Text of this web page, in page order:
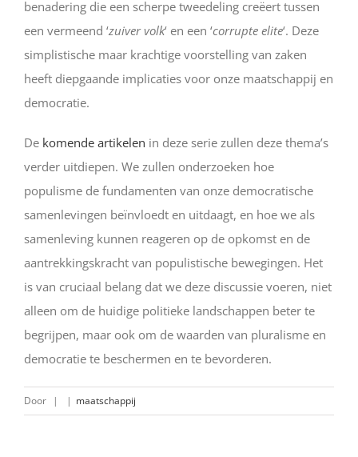
benadering die een scherpe tweedeling creëert tussen
een vermeend ‘zuiver volk‘ en een ‘corrupte elite‘. Deze
simplistische maar krachtige voorstelling van zaken
heeft diepgaande implicaties voor onze maatschappij en
democratie.
De komende artikelen in deze serie zullen deze thema’s
verder uitdiepen. We zullen onderzoeken hoe
populisme de fundamenten van onze democratische
samenlevingen beïnvloedt en uitdaagt, en hoe we als
samenleving kunnen reageren op de opkomst en de
aantrekkingskracht van populistische bewegingen. Het
is van cruciaal belang dat we deze discussie voeren, niet
alleen om de huidige politieke landschappen beter te
begrijpen, maar ook om de waarden van pluralisme en
democratie te beschermen en te bevorderen.
Door | | maatschappij